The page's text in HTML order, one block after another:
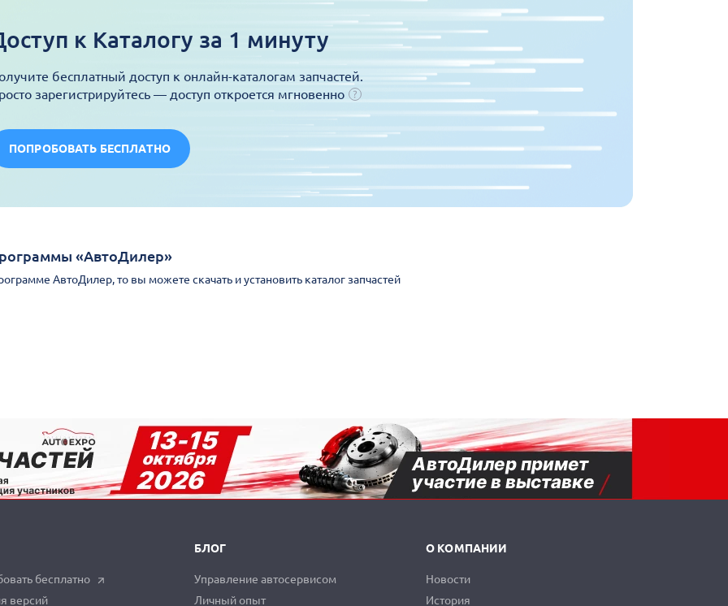
к Каталогу за 1 минуту
бесплатный доступ к онлайн-каталогам запчастей.
зарегистрируйтесь — доступ откроется мгновенно
ПОПРОБОВАТЬ БЕСПЛАТНО
«АвтоДилер»
АвтоДилер, то вы можете скачать и установить каталог запчастей
бесплатно
версий
БЛОГ
Управление автосервисом
Личный опыт
О КОМПАНИИ
Новости
История